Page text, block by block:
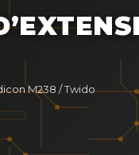
M238 / Twido